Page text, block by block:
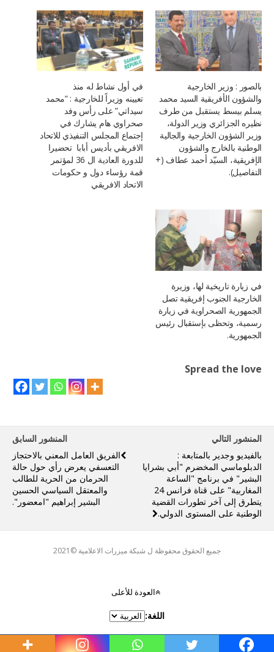
بالصور : وزير الخارجية
والشؤون الأفريقية السيد محمد
يسلم بيسط يستقبل من طرف
نظيره الجزائري وزير الدولة،
وزير الشؤون الخارجية والجالية
الوطنية بالخارج والشؤون
الإفريقية، السيّد أحمد عطاف (+
التفاصيل).
في أول نشاط له منذ
تعيينه وزيراً للخارجية : “محمد
سيداتي” على رأس وفد
صحراوي هام يشارك في
إجتماع المجلس التنفيذي للاتحاد
الافريقي بأديس أبابا تحضيرا
للدورة العادية ال 36 لمؤتمر
قمة رؤساء دول و حكومات
الاتحاد الافريقي
في زيارة تاريخية لها، وزيرة
الخارجية الجنوب إفريقية تصل
الجمهورية الصحراوية في زيارة
رسمية، وتحظى بإستقبال رئيس
الجمهورية.
Spread the love
المنشور السابق
الفريق العامل المعني بالاحتجاز
التعسفي يعرض رأي حول حالة
الحرمان من الحرية للطالب
والمعتقل السياسي الحسين
البشير إبراهيم "امعضور".
المنشور التالي
بالفيديو وجدير بالمتابعة :
الدبلوماسي المخضرم "أبي بشرايا
البشير" في برنامج "الساعة
المغاربية" على قناة فرانس 24
يتطرق إلى آخر تطورات القضية
الوطنية على المستوى الدولي.
جميع الحقوق محفوظة ل شبكة ميزرات الاعلامية ©️2021
العودة للأعلى
اللغة: